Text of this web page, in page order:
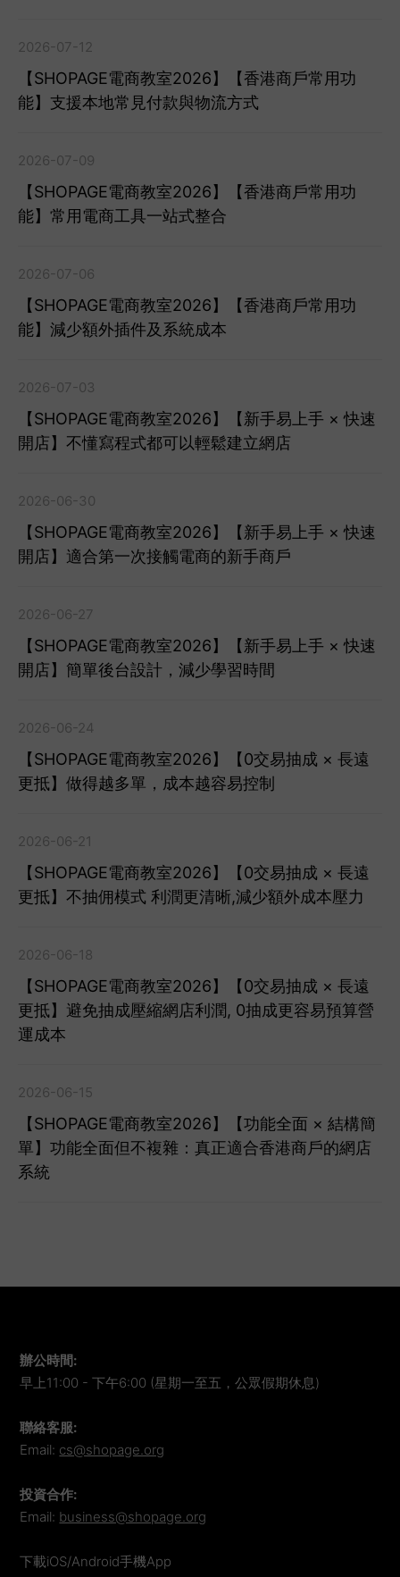
2026-07-12
【SHOPAGE電商教室2026】【香港商戶常用功
能】支援本地常見付款與物流方式
2026-07-09
【SHOPAGE電商教室2026】【香港商戶常用功
能】常用電商工具一站式整合
2026-07-06
【SHOPAGE電商教室2026】【香港商戶常用功
能】減少額外插件及系統成本
2026-07-03
【SHOPAGE電商教室2026】【新手易上手 × 快速
開店】不懂寫程式都可以輕鬆建立網店
2026-06-30
【SHOPAGE電商教室2026】【新手易上手 × 快速
開店】適合第一次接觸電商的新手商戶
2026-06-27
【SHOPAGE電商教室2026】【新手易上手 × 快速
開店】簡單後台設計，減少學習時間
2026-06-24
【SHOPAGE電商教室2026】【0交易抽成 × 長遠
更抵】做得越多單，成本越容易控制
2026-06-21
【SHOPAGE電商教室2026】【0交易抽成 × 長遠
更抵】不抽佣模式 利潤更清晰,減少額外成本壓力
2026-06-18
【SHOPAGE電商教室2026】【0交易抽成 × 長遠
更抵】避免抽成壓縮網店利潤, 0抽成更容易預算營
運成本
2026-06-15
【SHOPAGE電商教室2026】【功能全面 × 結構簡
單】功能全面但不複雜：真正適合香港商戶的網店
系統
辦公時間:
早上11:00 - 下午6:00 (星期一至五，公眾假期休息)
聯絡客服:
Email: cs@shopage.org
投資合作:
Email: business@shopage.org
下載iOS/Android手機App